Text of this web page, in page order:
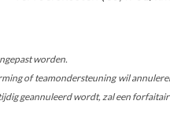
worden.
of teamondersteuning wil
geannuleerd wordt, zal een